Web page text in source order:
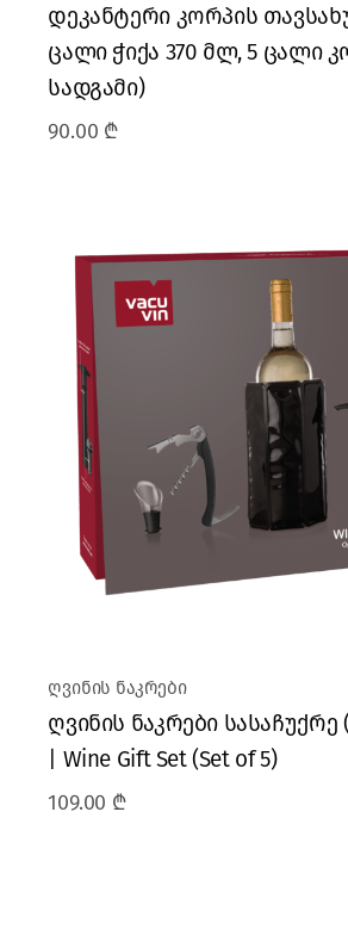
დეკანტერი კორპის
ცალი ჭიქა 370 მლ, 5 ცალი
სადგამი)
90.00 ₾
ღვინის ნაკრები
ღვინის ნაკრები
| Wine Gift Set (Set of 5)
109.00 ₾